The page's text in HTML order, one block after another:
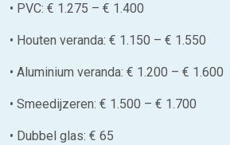
• PVC: € 1.275 – € 1.400
• Houten veranda: € 1.150 – € 1.550
• Aluminium veranda: € 1.200 – € 1.600
• Smeedijzeren: € 1.500 – € 1.700
• Dubbel glas: € 65